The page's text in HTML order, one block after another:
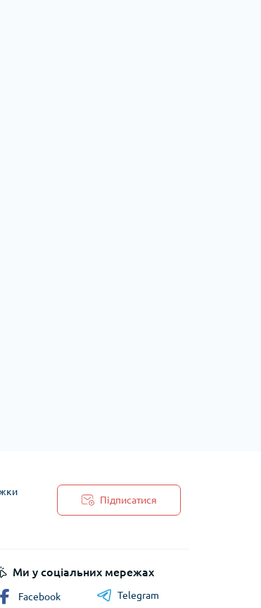
Підписатися
Ми у соціальних мережах
Facebook Telegram